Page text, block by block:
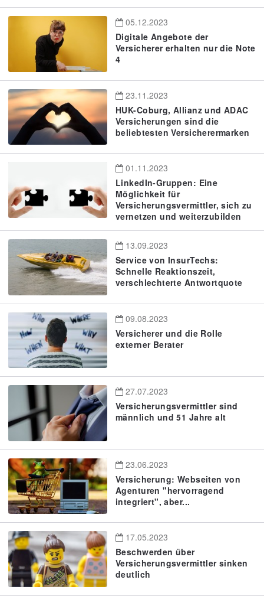
05.12.2023
Digitale Angebote der
Versicherer erhalten nur die Note
4
23.11.2023
HUK-Coburg, Allianz und ADAC
Versicherungen sind die
beliebtesten Versicherermarken
01.11.2023
LinkedIn-Gruppen: Eine
Möglichkeit für
Versicherungsvermittler, sich zu
vernetzen und weiterzubilden
13.09.2023
Service von InsurTechs:
Schnelle Reaktionszeit,
verschlechterte Antwortquote
09.08.2023
Versicherer und die Rolle
externer Berater
27.07.2023
Versicherungsvermittler sind
männlich und 51 Jahre alt
23.06.2023
Versicherung: Webseiten von
Agenturen "hervorragend
integriert", aber...
17.05.2023
Beschwerden über
Versicherungsvermittler sinken
deutlich